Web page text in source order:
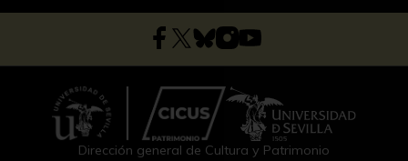
Dirección general de Cultura y Patrimonio